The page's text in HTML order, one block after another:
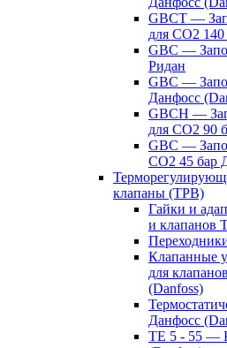
GBCT —
для CO2
GBC —
Ридан
GBC —
Данфосс
GBCH —
для CO2 90
GBC —
CO2 45 бар
клапаны (ТРВ)
Гайки и
и клапанов
Клапанные
для
(Danfoss)
Данфосс
TE 5 - 55 —